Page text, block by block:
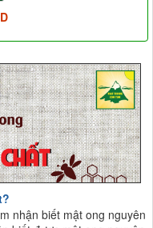
nhận biết mật ong nguyên